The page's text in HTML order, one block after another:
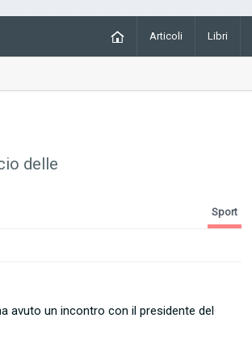
Articoli Libri
delle
Sport
avuto un incontro con il presidente del